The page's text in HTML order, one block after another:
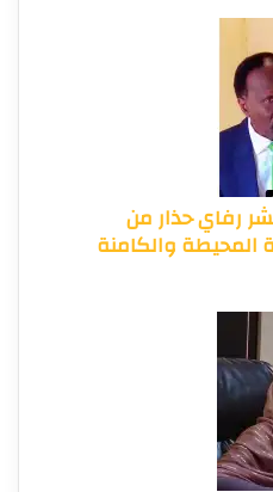
رفاي حذار من
المحيطة والكامنة